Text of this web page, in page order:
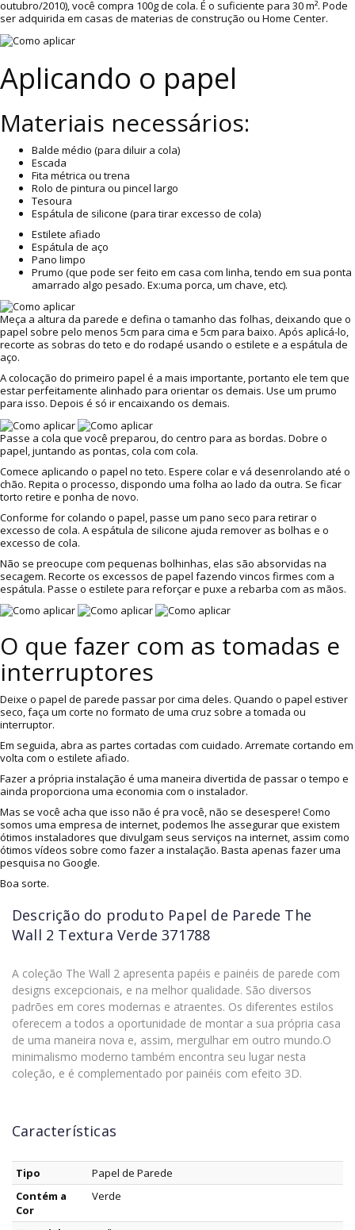
outubro/2010), você compra 100g de cola. É o suficiente para 30 m². Pode
ser adquirida em casas de materias de construção ou Home Center.
Aplicando o papel
Materiais necessários:
Balde médio (para diluir a cola)
Escada
Fita métrica ou trena
Rolo de pintura ou pincel largo
Tesoura
Espátula de silicone (para tirar excesso de cola)
Estilete afiado
Espátula de aço
Pano limpo
Prumo (que pode ser feito em casa com linha, tendo em sua ponta
amarrado algo pesado. Ex:uma porca, um chave, etc).
Meça a altura da parede e defina o tamanho das folhas, deixando que o
papel sobre pelo menos 5cm para cima e 5cm para baixo. Após aplicá-lo,
recorte as sobras do teto e do rodapé usando o estilete e a espátula de
aço.
A colocação do primeiro papel é a mais importante, portanto ele tem que
estar perfeitamente alinhado para orientar os demais. Use um prumo
para isso. Depois é só ir encaixando os demais.
Passe a cola que você preparou, do centro para as bordas. Dobre o
papel, juntando as pontas, cola com cola.
Comece aplicando o papel no teto. Espere colar e vá desenrolando até o
chão. Repita o processo, dispondo uma folha ao lado da outra. Se ficar
torto retire e ponha de novo.
Conforme for colando o papel, passe um pano seco para retirar o
excesso de cola. A espátula de silicone ajuda remover as bolhas e o
excesso de cola.
Não se preocupe com pequenas bolhinhas, elas são absorvidas na
secagem. Recorte os excessos de papel fazendo vincos firmes com a
espátula. Passe o estilete para reforçar e puxe a rebarba com as mãos.
O que fazer com as tomadas e
interruptores
Deixe o papel de parede passar por cima deles. Quando o papel estiver
seco, faça um corte no formato de uma cruz sobre a tomada ou
interruptor.
Em seguida, abra as partes cortadas com cuidado. Arremate cortando em
volta com o estilete afiado.
Fazer a própria instalação é uma maneira divertida de passar o tempo e
ainda proporciona uma economia com o instalador.
Mas se você acha que isso não é pra você, não se desespere! Como
somos uma empresa de internet, podemos lhe assegurar que existem
ótimos instaladores que divulgam seus serviços na internet, assim como
ótimos vídeos sobre como fazer a instalação. Basta apenas fazer uma
pesquisa no Google.
Boa sorte.
Descrição do produto Papel de Parede The
Wall 2 Textura Verde 371788
A coleção The Wall 2 apresenta papéis e painéis de parede com
designs excepcionais, e na melhor qualidade. São diversos
padrões em cores modernas e atraentes. Os diferentes estilos
oferecem a todos a oportunidade de montar a sua própria casa
de uma maneira nova e, assim, mergulhar em outro mundo.O
minimalismo moderno também encontra seu lugar nesta
coleção, e é complementado por painéis com efeito 3D.
Características
Tipo
Papel de Parede
Contém a
Cor
Verde